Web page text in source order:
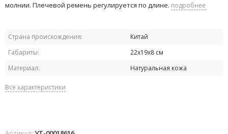
молнии. Плечевой ремень регулируется по длине. подробнее
Страна происхождения:
Китай
Габариты:
22х19х8 см
Материал:
Натуральная кожа
Все характеристики